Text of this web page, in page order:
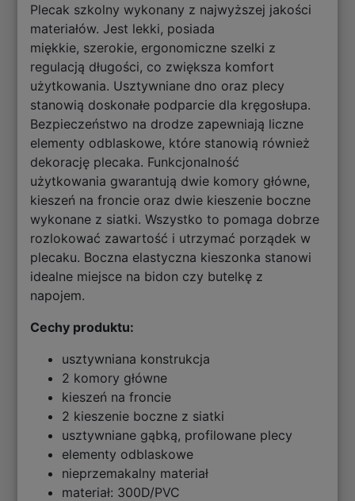
Plecak szkolny wykonany z najwyższej jakości
materiałów. Jest lekki, posiada
miękkie, szerokie, ergonomiczne szelki z
regulacją długości, co zwiększa komfort
użytkowania. Usztywniane dno oraz plecy
stanowią doskonałe podparcie dla kręgosłupa.
Bezpieczeństwo na drodze zapewniają liczne
elementy odblaskowe, które stanowią również
dekorację plecaka. Funkcjonalność
użytkowania gwarantują dwie komory główne,
kieszeń na froncie oraz dwie kieszenie boczne
wykonane z siatki. Wszystko to pomaga dobrze
rozlokować zawartość i utrzymać porządek w
plecaku. Boczna elastyczna kieszonka stanowi
idealne miejsce na bidon czy butelkę z
napojem.
Cechy produktu:
usztywniana konstrukcja
2 komory główne
kieszeń na froncie
2 kieszenie boczne z siatki
usztywniane gąbką, profilowane plecy
elementy odblaskowe
nieprzemakalny materiał
materiał: 300D/PVC